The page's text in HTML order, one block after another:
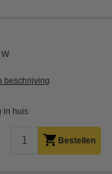
beschrijving
in huis
Bestellen